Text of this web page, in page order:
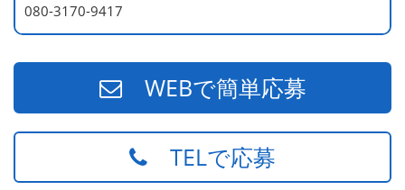
080-3170-9417
WEBで簡単応募
TELで応募